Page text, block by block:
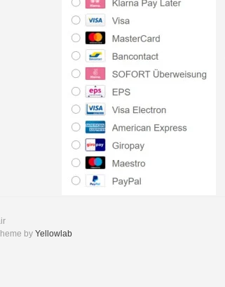
by Yellowlab